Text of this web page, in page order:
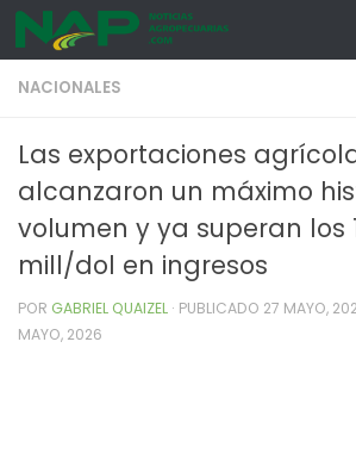
Skip to content
NACIONALES
Las exportaciones
alcanzaron un máximo
volumen y ya superan los
mill/dol en ingresos
POR GABRIEL QUAIZEL · PUBLICADO 27 MAYO,
MAYO, 2026